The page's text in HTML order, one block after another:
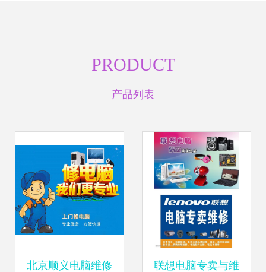
PRODUCT
产品列表
北京顺义电脑维修 联想电脑专卖与维